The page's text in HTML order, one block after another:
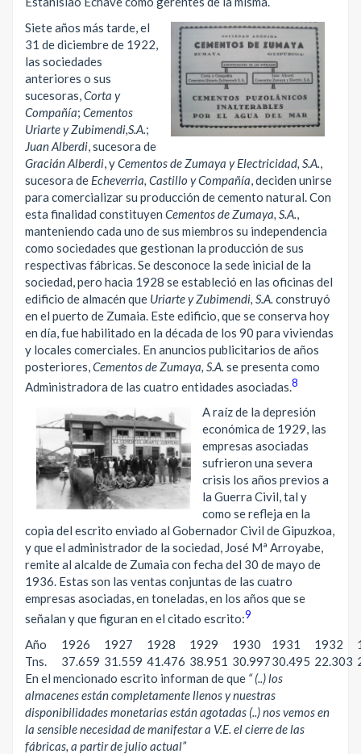
Siete años más tarde, el
31 de diciembre de 1922,
las sociedades
anteriores o sus
sucesoras, Corta y
Compañía; Cementos
Uriarte y Zubimendi,S.A. ;
Juan Alberdi , sucesora de
Gracián Alberdi , yCementos de Zumaya y Electricidad, S.A.
sucesora de Echeverria, Castillo y Compañía , deciden unirse
para comercializar su producción de cemento natural. Con
esta finalidad constituyen Cementos de Zumaya, S.A.
manteniendo cada uno de sus miembros su independencia
como sociedades que gestionan la producción de sus
respectivas fábricas. Se desconoce la sede inicial de la
sociedad, pero hacia 1928 se estableció en las oficinas del
edificio de almacén que Uriarte y Zubimendi, S.A. construyó
en el puerto de Zumaia. Este edificio, que se conserva hoy
en día, fue habilitado en la década de los 90 para viviendas
y locales comerciales. En anuncios publicitarios de años
posteriores, Cementos de Zumaya, S.A. se presenta como
Administradora de las cuatro entidades asociadas. 8
A raíz de la depresión
económica de 1929, las
empresas asociadas
sufrieron una severa
crisis los años previos a
la Guerra Civil, tal y
como se refleja en la
copia del escrito enviado al Gobernador Civil de Gipuzkoa,
y que el administrador de la sociedad, José Mª Arroyabe,
remite al alcalde de Zumaia con fecha del 30 de mayo de
1936. Estas son las ventas conjuntas de las cuatro
empresas asociadas, en toneladas, en los años que se
señalan y que figuran en el citado escrito:9
Año 1926 1927 1928 1929 1930 1931 1932
Tns.
37.659 31.559 41.476 38.951 30.99730.495 22.303
En el mencionado escrito informan de que “ (..) los
almacenes están completamente llenos y nuestras
disponibilidades monetarias están agotadas (..) nos vemos en
la sensible necesidad de manifestar a V.E. el cierre de las
fábricas, a partir de julio actual”